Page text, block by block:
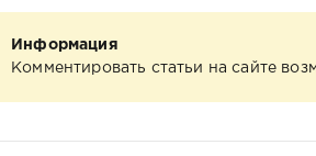
Информация
Комментировать статьи на сайте